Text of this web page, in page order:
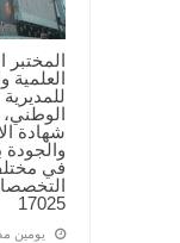
العلمية
شهادة
والجودة
في
17025
‏يومين